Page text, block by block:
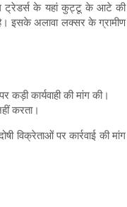
ट्रेडर्स के यहां कुट्टू के आटे की
इसके अलावा लक्सर के ग्रामीण
कड़ी कार्यवाही की मांग की।
करता।
विक्रेताओं पर कार्रवाई की मांग